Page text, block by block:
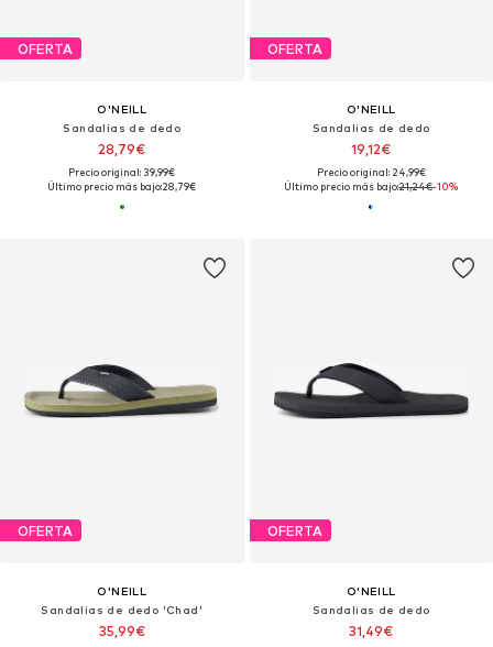
OFERTA
O'NEILL
Sandalias de dedo
28,79€
Precio original: 39,99€
Último precio más bajo:28,79€
OFERTA
O'NEILL
Sandalias de dedo
19,12€
Precio original: 24,99€
Último precio más bajo:21,24€-10%
OFERTA
O'NEILL
Sandalias de dedo 'Chad'
35,99€
OFERTA
O'NEILL
Sandalias de dedo
31,49€